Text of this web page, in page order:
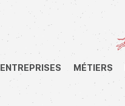
ENTREPRISES MÉTIERS